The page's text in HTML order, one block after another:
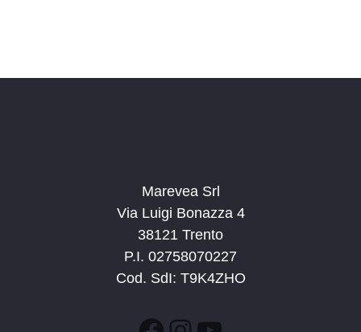
Marevea Srl
Via Luigi Bonazza 4
38121 Trento
P.I. 02758070227
Cod. SdI: T9K4ZHO